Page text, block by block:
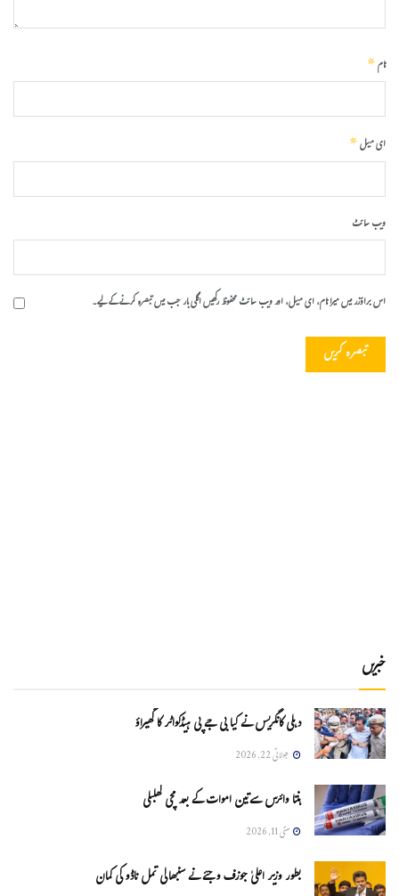
نام*
ای میل*
ویب‌ سائٹ
اس براؤزر میں میرا نام، ای میل، اور ویب سائٹ محفوظ رکھیں اگلی بار جب میں تبصرہ کرنے کےلیے۔
خبریں
دہلی کانگریس نے کیا بی جے پی ہیڈکواٹر کا گھیراؤ
جولائی 22, 2026
ہنتا وائرس سےتین اموات کے بعد مچی کھلبلی
مئی 11, 2026
بطور وزیر اعلیٰ جوزف وجئے نے سنبھالی تمل ناڈو کی کمان